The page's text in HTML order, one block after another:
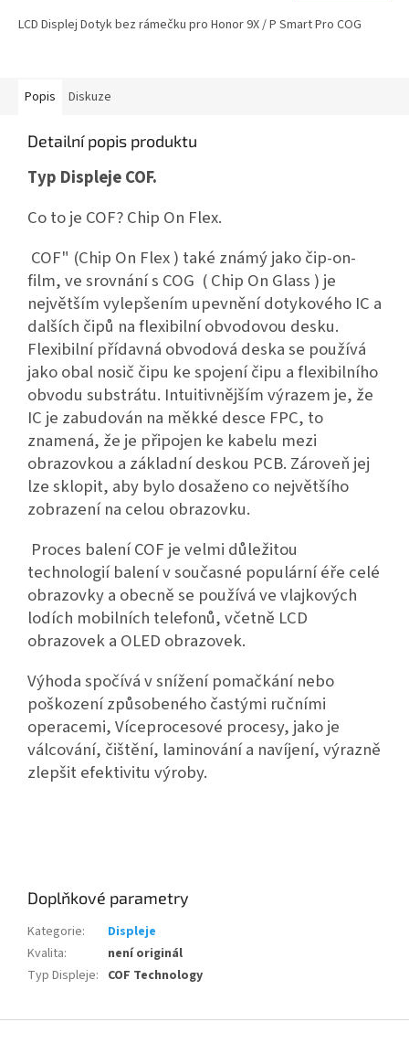
LCD Displej Dotyk bez rámečku pro Honor 9X / P Smart Pro COG
Popis Diskuze
Detailní popis produktu
Typ Displeje COF.
Co to je COF? Chip On Flex.
COF" (Chip On Flex ) také známý jako čip-on-
film, ve srovnání s COG ( Chip On Glass ) je
největším vylepšením upevnění dotykového IC a
dalších čipů na flexibilní obvodovou desku.
Flexibilní přídavná obvodová deska se používá
jako obal nosič čipu ke spojení čipu a flexibilního
obvodu substrátu. Intuitivnějším výrazem je, že
IC je zabudován na měkké desce FPC, to
znamená, že je připojen ke kabelu mezi
obrazovkou a základní deskou PCB. Zároveň jej
lze sklopit, aby bylo dosaženo co největšího
zobrazení na celou obrazovku.
Proces balení COF je velmi důležitou
technologií balení v současné populární éře celé
obrazovky a obecně se používá ve vlajkových
lodích mobilních telefonů, včetně LCD
obrazovek a OLED obrazovek.
Výhoda spočívá v snížení pomačkání nebo
poškození způsobeného častými ručními
operacemi, Víceprocesové procesy, jako je
válcování, čištění, laminování a navíjení, výrazně
zlepšit efektivitu výroby.
Doplňkové parametry
Kategorie:
Displeje
Kvalita:
není originál
Typ Displeje: COF Technology